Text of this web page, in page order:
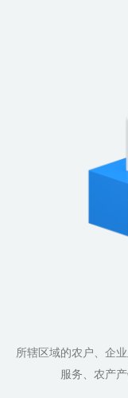
所辖区域的农户、企
服务、农产